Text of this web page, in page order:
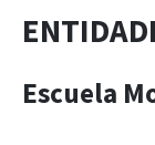
Escuela